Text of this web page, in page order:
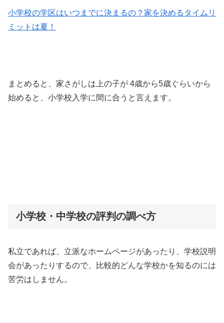
小学校の学区はいつまでに決まるの？家を決めるタイムリ
ミットは夏！
まとめると、家さがしは上の子が 4歳から5歳ぐらいから
始めると、小学校入学に間に合うと言えます。
小学校・中学校の評判の調べ方
私立であれば、立派なホームページがあったり、学校説明
会があったりするので、比較的どんな学校かを知るのには
苦労はしません。